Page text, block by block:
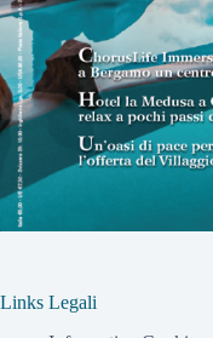
Links Legali